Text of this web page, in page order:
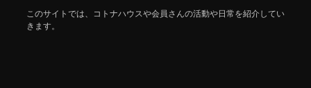
このサイトでは、コトナハウスや会員さんの活動や日常を紹介してい
きます。